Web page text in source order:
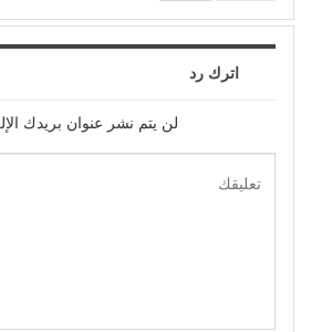
اترك رد
لن يتم نشر عنوان بريدك